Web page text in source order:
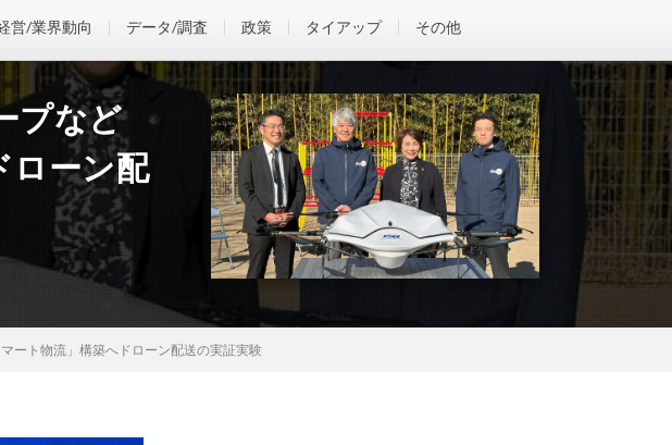
営/業界動向 データ/調査 政策 タイアップ その他
プなど
ローン配
ート物流」構築へドローン配送の実証実験